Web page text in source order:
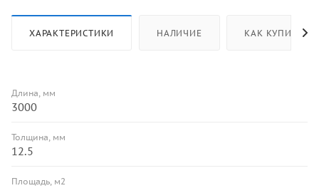
ХАРАКТЕРИСТИКИ НАЛИЧИЕ КАК КУПИТЬ
Длина, мм
3000
Толщина, мм
12.5
Площадь, м2